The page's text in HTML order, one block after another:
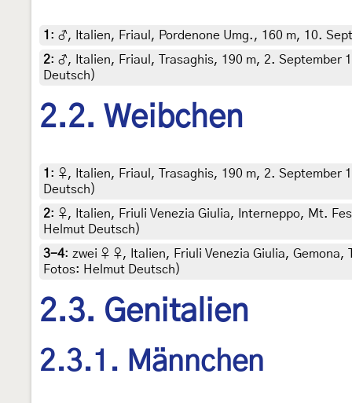
1 : ♂, Italien, Friaul, Pordenone Umg., 160 m, 10.
2: ♂, Italien, Friaul, Trasaghis, 190 m, 2. September
Deutsch)
2.2. Weibchen
1 : ♀, Italien, Friaul, Trasaghis, 190 m, 2. September
Deutsch)
2: ♀, Italien, Friuli Venezia Giulia, Interneppo, Mt.
Helmut Deutsch)
3-4: zwei ♀ ♀, Italien, Friuli Venezia Giulia,
Fotos: Helmut Deutsch)
2.3. Genitalien
2.3.1. Männchen